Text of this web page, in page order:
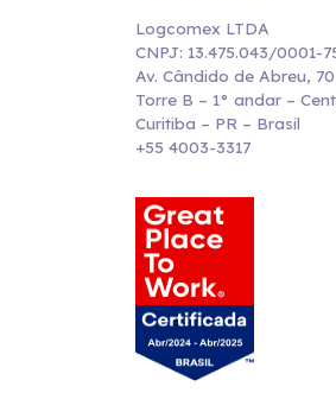
Logcomex LTDA
CNPJ: 13.475.043/0001-
Av. Cândido de Abreu, 70
Torre B – 1° andar –
Curitiba – PR – Brasil
+55 4003-3317